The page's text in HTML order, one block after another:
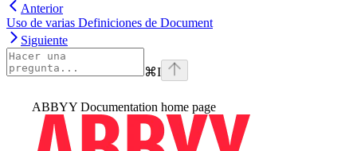
Anterior
Uso de varias Definiciones de Document
Siguiente
⌘I
ABBYY Documentation home page